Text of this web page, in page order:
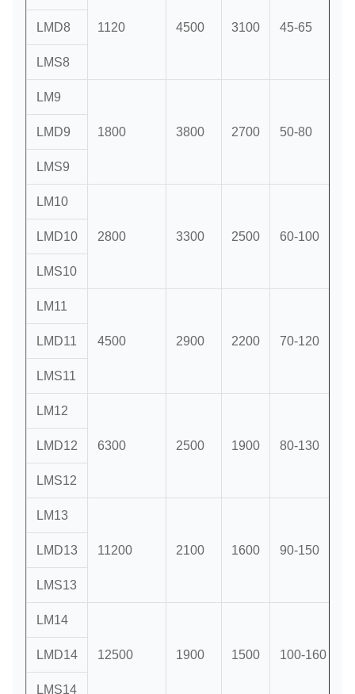
1120 4500 3100 45-65
LMD8
LMS8
LM9
1800 3800 2700 50-80
LMD9
LMS9
LM10
2800 3300 2500 60-100
LMD10
LMS10
LM11
4500 2900 2200 70-120
LMD11
LMS11
LM12
6300 2500 1900 80-130
LMD12
LMS12
LM13
11200 2100 1600 90-150
LMD13
LMS13
LM14
12500 1900 1500 100-160
LMD14
LMS14